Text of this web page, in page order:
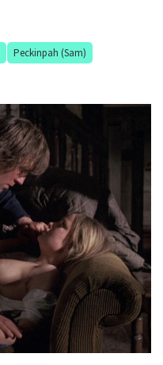
Peckinpah (Sam)